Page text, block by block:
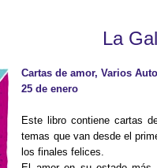
La
Cartas de amor, Varios
25 de enero
Este libro contiene cartas
temas que van desde el
los finales felices.